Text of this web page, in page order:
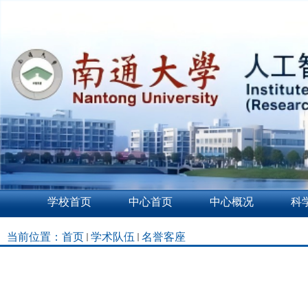
学校首页 中心首页 中心概况 科
当前位置： 首页 学术队伍 名誉客座